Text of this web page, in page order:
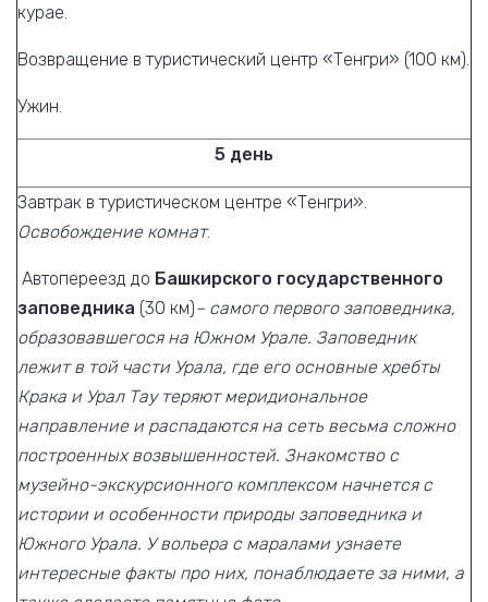
курае.
Возвращение в туристический центр «Тенгри» (100 км).
Ужин.
5 день
Завтрак в туристическом центре «Тенгри».
Освобождение комнат.
Автопереезд до Башкирского государственного
заповедника (30 км)– самого первого заповедника,
образовавшегося на Южном Урале. Заповедник
лежит в той части Урала, где его основные хребты
Крака и Урал Тау теряют меридиональное
направление и распадаются на сеть весьма сложно
построенных возвышенностей. Знакомство с
музейно-экскурсионного комплексом начнется с
истории и особенности природы заповедника и
Южного Урала. У вольера с маралами узнаете
интересные факты про них, понаблюдаете за ними, а